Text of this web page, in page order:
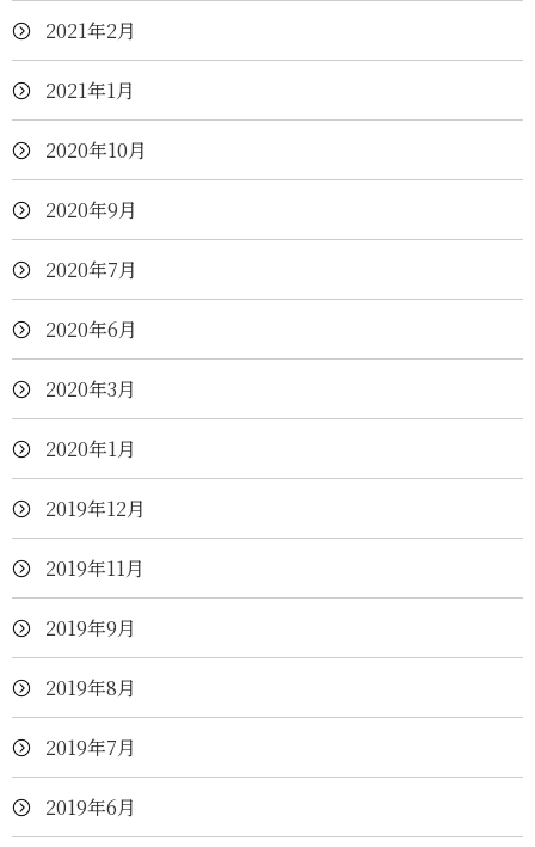
2021年2月
2021年1月
2020年10月
2020年9月
2020年7月
2020年6月
2020年3月
2020年1月
2019年12月
2019年11月
2019年9月
2019年8月
2019年7月
2019年6月